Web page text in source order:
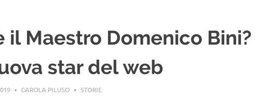
il Maestro Domenico Bini?
star del web
CAROLA PILUSO STORIE